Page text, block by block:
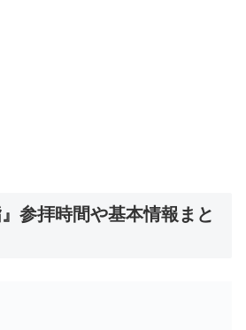
』参拝時間や基本情報まと